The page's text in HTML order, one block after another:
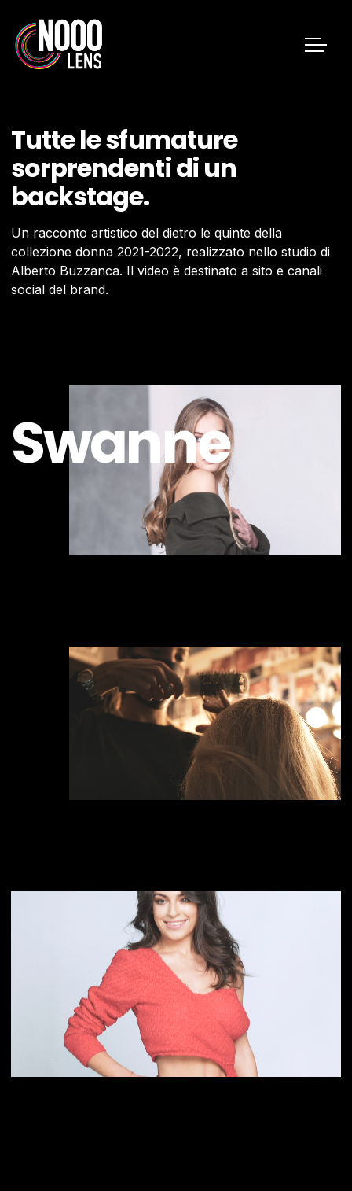
Tuttelesfumature
sorprendentidiun
backstage.
Un racconto artistico del dietro le quinte della
collezione donna 2021-2022, realizzato nello studio di
Alberto Buzzanca. Il video è destinato a sito e canali
social del brand.
Swanne